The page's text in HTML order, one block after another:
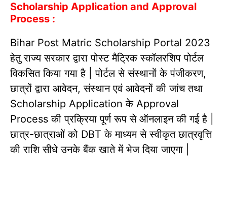
Scholarship Application and Approval
Process :
Bihar Post Matric Scholarship Portal 2023
हेतु राज्य सरकार द्वारा पोस्ट मैट्रिक स्कॉलरशिप पोर्टल
विकसित किया गया है | पोर्टल से संस्थानों के पंजीकरण,
छात्रों द्वारा आवेदन, संस्थान एवं आवेदनों की जांच तथा
Scholarship Application के Approval
Process की प्रक्रिया पूर्ण रूप से ऑनलाइन की गई है |
छात्र-छात्राओं को DBT के माध्यम से स्वीकृत छात्रवृत्ति
की राशि सीधे उनके बैंक खाते में भेज दिया जाएगा |